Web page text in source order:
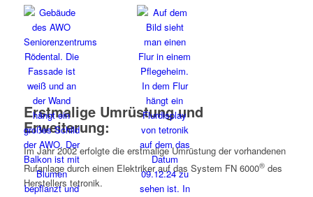
Erstmalige Umrüstung und
Erweiterung:
Im Jahr 2002 erfolgte die erstmalige Umrüstung der vorhandenen
Rufanlage durch einen Elektriker auf das System FN 6000®des
Herstellers tetronik.